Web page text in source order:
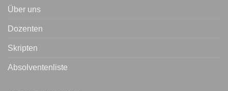
Über uns
Dozenten
Skripten
Absolventenliste